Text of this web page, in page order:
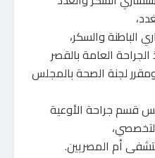
الباطنة والسكر،
العامة بالقصر
لجنة الصحة بالمجلس
قسم جراحة الأوعية
أم المصريين.